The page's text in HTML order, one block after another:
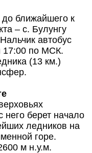
ближайшего к
– с. Булунгу
автобус
17:00 по МСК.
(13 км.)
него берет начало
ледников на
горе.
м н.у.м.